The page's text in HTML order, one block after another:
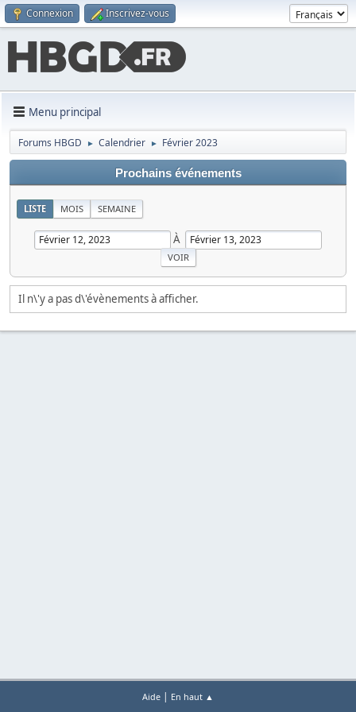
Connexion Inscrivez-vous
Menu principal
Forums HBGD ► Calendrier ► Février 2023
Prochains événements
LISTE MOIS SEMAINE
À
Il n\'y a pas d\'évènements à afficher.
Aide | En haut ▲